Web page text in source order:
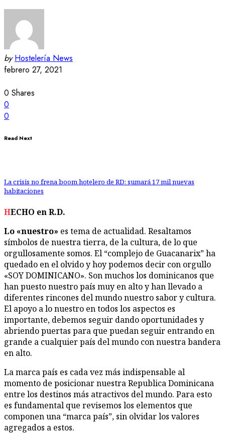
by Hostelería News
febrero 27, 2021
0 Shares
0
0
Read Next
La crisis no frena boom hotelero de RD: sumará 17 mil nuevas
habitaciones
HECHO en R.D.
Lo «nuestro» es tema de actualidad. Resaltamos
símbolos de nuestra tierra, de la cultura, de lo que
orgullosamente somos. El “complejo de Guacanarix” ha
quedado en el olvido y hoy podemos decir con orgullo
«SOY DOMINICANO». Son muchos los dominicanos que
han puesto nuestro país muy en alto y han llevado a
diferentes rincones del mundo nuestro sabor y cultura.
El apoyo a lo nuestro en todos los aspectos es
importante, debemos seguir dando oportunidades y
abriendo puertas para que puedan seguir entrando en
grande a cualquier país del mundo con nuestra bandera
en alto.
La marca país es cada vez más indispensable al
momento de posicionar nuestra Republica Dominicana
entre los destinos más atractivos del mundo. Para esto
es fundamental que revisemos los elementos que
componen una “marca país”, sin olvidar los valores
agregados a estos.